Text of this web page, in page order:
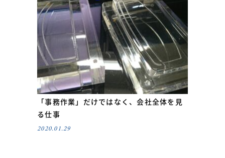
「事務作業」だけではなく、会社全体を見
る仕事
2020.01.29